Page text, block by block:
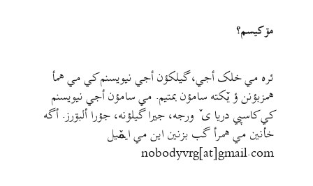
مۊ کيسم؟
ئره مي خلک أجي، گيلکؤن أجي نيويسنم کي مي همأ
همزبؤنن ؤ يٚکته سامؤن بمتيم. مي سامؤن أجي نيويسنم
کي کاسپي دريا ی ٚ ورجه، جيرا گيلؤنه، جؤرا ألبۊرز. أگه
خأنين مي همرأ گب بزنين اين مي ايمٚیل‌ ‌
nobodyvrg[at]gmail.com